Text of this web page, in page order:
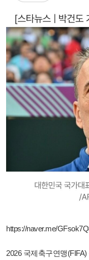
https://naver.me/
2026 국제축구연맹